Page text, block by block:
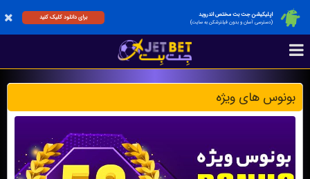
اپلیکیشن جت بت مختص اندروید
(دسترسی آسان و بدون فیلترشکن به سایت)
برای دانلود کلیک کنید
بونوس های ویژه